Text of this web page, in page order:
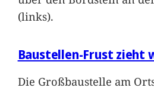
(links).
Baustellen-Frust zieht
Die Großbaustelle am